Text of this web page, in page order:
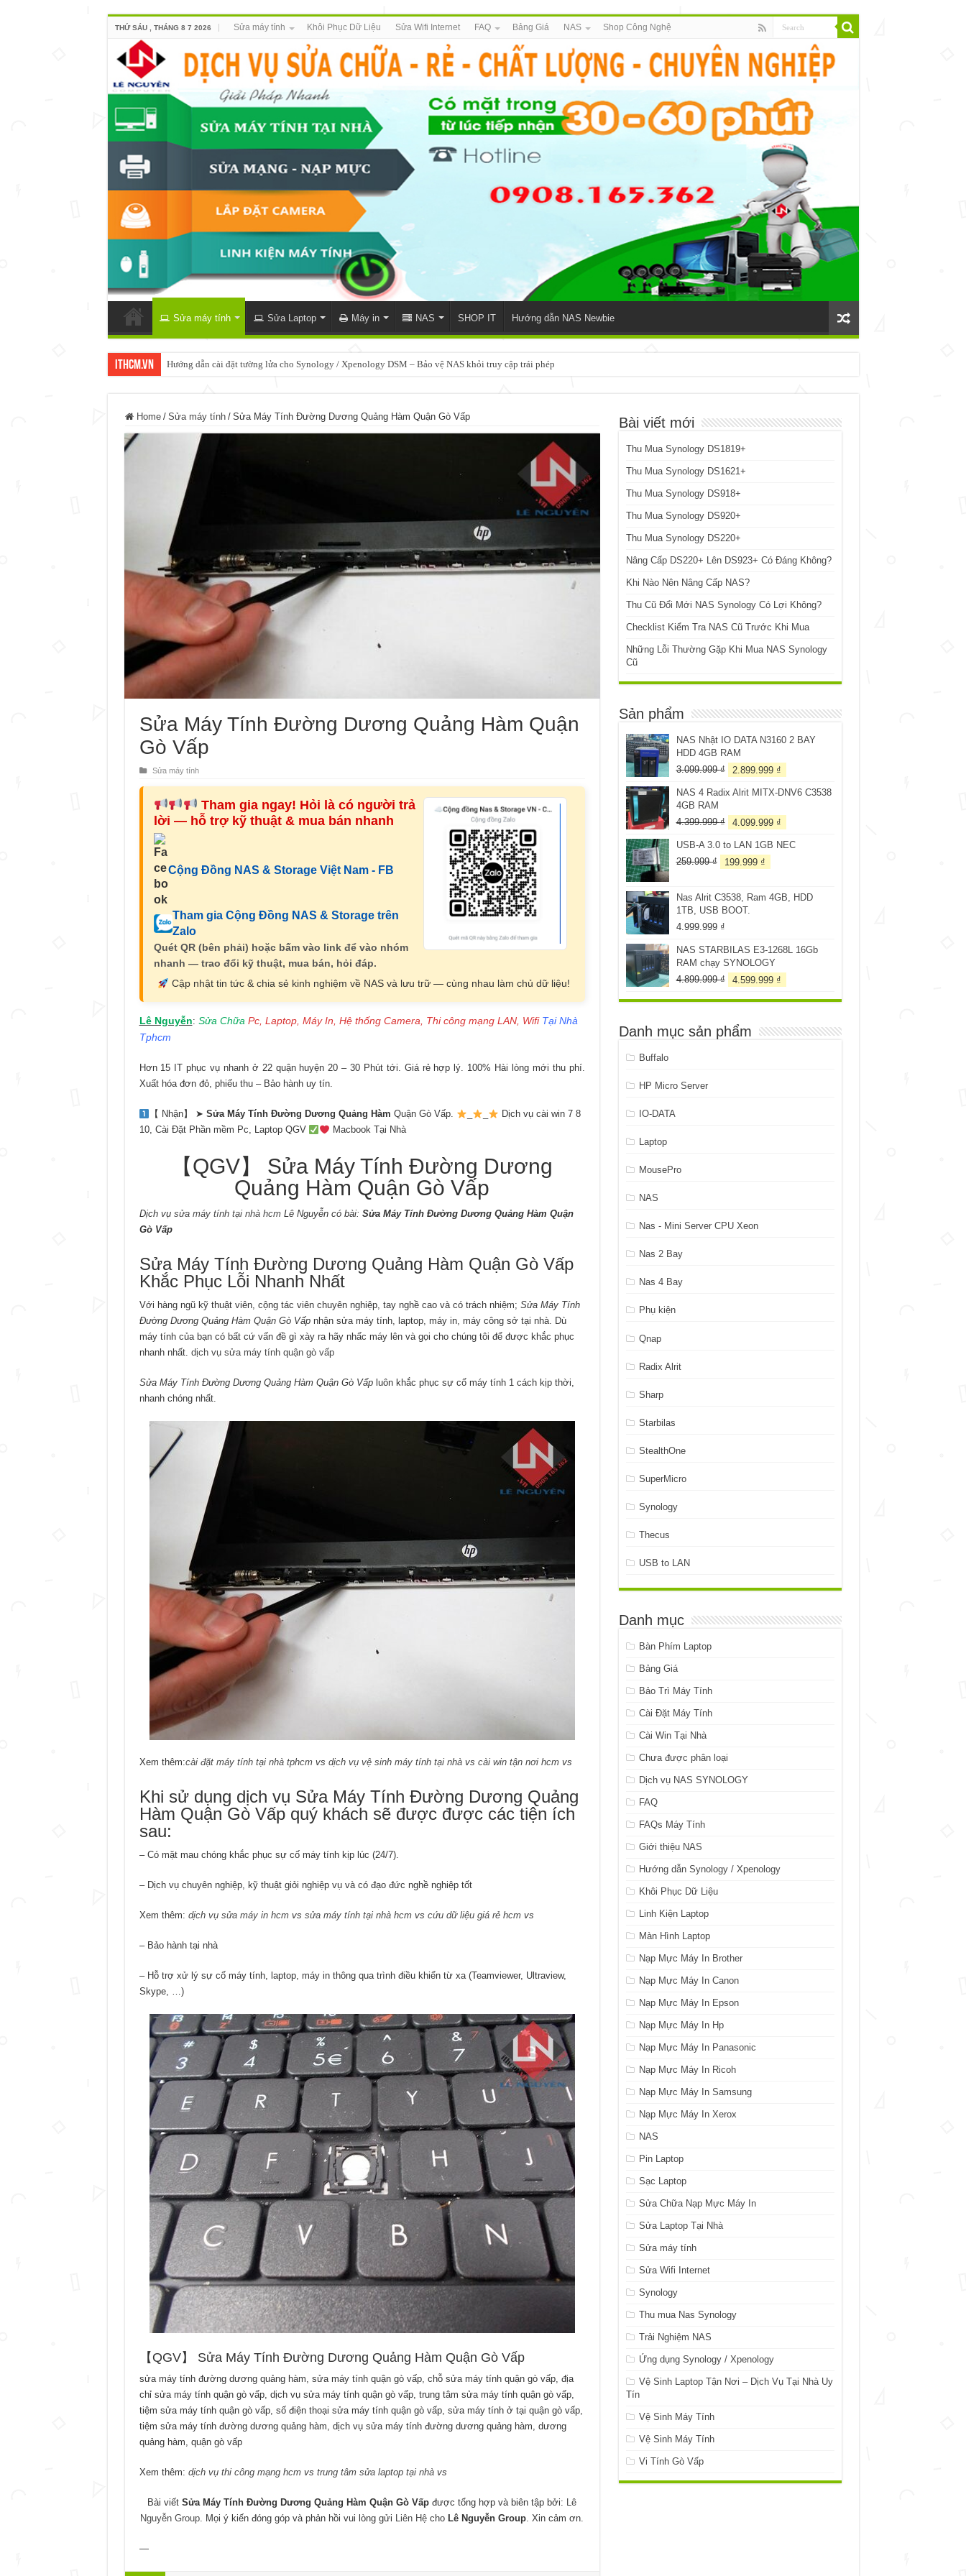
THỨ SÁU , THÁNG 8 7 2026 Sửa máy tính Khôi Phục Dữ Liệu Sửa Wifi Internet FAQ Bảng Giá NAS Shop Công Nghệ
Sửa máy tính Sửa Laptop Máy in NAS SHOP IT Hướng dẫn NAS Newbie
ItHCM.VN Thêm 60 License Camera vào XPENOLOGY DSM 7.2.2 Phiên bản mới nhất
Home / Sửa máy tính / Sửa Máy Tính Đường Dương Quảng Hàm Quận Gò Vấp
Sửa Máy Tính Đường Dương Quảng Hàm Quận
Gò Vấp
Sửa máy tính
Tham gia ngay! Hỏi là có người trả
lời — hỗ trợ kỹ thuật & mua bán nhanh
Cộng Đồng NAS & Storage Việt Nam - FB
Tham gia Cộng Đồng NAS & Storage trên
Zalo
Quét QR (bên phải) hoặc bấm vào link để vào nhóm
nhanh — trao đổi kỹ thuật, mua bán, hỏi đáp.
Cập nhật tin tức & chia sẻ kinh nghiệm về NAS và lưu trữ — cùng nhau làm chủ dữ liệu!
Lê Nguyễn: Sửa ChữaPc, Laptop, Máy In, Hệ thống Camera, Thi công mạng LAN, Wifi Tại Nhà
Tphcm
Hơn 15 IT phục vụ nhanh ở 22 quận huyện 20 – 30 Phút tới. Giá rẻ hợp lý. 100% Hài lòng mới thu phí.
Xuất hóa đơn đỏ, phiếu thu – Bảo hành uy tín.
【 Nhận】 ➤Sửa Máy Tính Đường Dương Quảng Hàm Quận Gò Vấp.
Dịch vụ cài win 7 8
10, Cài Đặt Phần mềm Pc, Laptop QGV
Macbook Tại Nhà
【QGV】 Sửa Máy Tính Đường Dương
Quảng Hàm Quận Gò Vấp
Dịch vụsửa máy tính tại nhà hcmLê Nguyễn có bài: Sửa Máy Tính Đường Dương Quảng Hàm Quận
Gò Vấp
Sửa Máy Tính Đường Dương Quảng Hàm Quận Gò Vấp
Khắc Phục Lỗi Nhanh Nhất
Với hàng ngũ kỹ thuật viên, cộng tác viên chuyên nghiệp, tay nghề cao và có trách nhiệm; Sửa Máy Tính
Đường Dương Quảng Hàm Quận Gò Vấpnhận sửa máy tính, laptop, máy in, máy công sở tại nhà. Dù
máy tính của bạn có bất cứ vấn đề gì xày ra hãy nhấc máy lên và gọi cho chúng tôi để được khắc phục
nhanh nhất. dịch vụ sửa máy tính quận gò vấp
Sửa Máy Tính Đường Dương Quảng Hàm Quận Gò Vấpluôn khắc phục sự cố máy tính 1 cách kịp thời,
nhanh chóng nhất.
Xem thêm:cài đặt máy tính tại nhà tphcmvs dịch vụ vệ sinh máy tính tại nhàvs cài win tận nơi hcmvs
Khi sử dụng dịch vụ Sửa Máy Tính Đường Dương Quảng
Hàm Quận Gò Vấp quý khách sẽ được được các tiện ích
sau:
– Có mặt mau chóng khắc phục sự cố máy tính kịp lúc (24/7).
– Dịch vụ chuyên nghiệp, kỹ thuật giỏi nghiệp vụ và có đạo đức nghề nghiệp tốt
Xem thêm: dịch vụ sửa máy in hcmvs sửa máy tính tại nhà hcmvs cứu dữ liệu giá rẻ hcmvs
– Bảo hành tại nhà
– Hỗ trợ xử lý sự cố máy tính, laptop, máy in thông qua trình điều khiển từ xa (Teamviewer, Ultraview,
Skype, …)
【QGV】 Sửa Máy Tính Đường Dương Quảng Hàm Quận Gò Vấp
sửa máy tính đường dương quảng hàm, sửa máy tính quận gò vấp, chỗ sửa máy tính quận gò vấp, địa
chỉ sửa máy tính quận gò vấp, dịch vụ sửa máy tính quận gò vấp, trung tâm sửa máy tính quận gò vấp,
tiệm sửa máy tính quận gò vấp, số điện thoại sửa máy tính quận gò vấp, sửa máy tính ở tại quận gò vấp,
tiệm sửa máy tính đường dương quảng hàm, dịch vụ sửa máy tính đường dương quảng hàm, dương
quảng hàm, quận gò vấp
Xem thêm: dịch vụ thi công mạng hcmvs trung tâm sửa laptop tại nhàvs
Bài viết Sửa Máy Tính Đường Dương Quảng Hàm Quận Gò Vấp được tổng hợp và biên tập bởi: Lê
Nguyễn Group. Mọi ý kiến đóng góp và phản hồi vui lòng gửi Liên Hệ cho Lê Nguyễn Group. Xin cảm ơn.
—
Bài viết mới
Thu Mua Synology DS1819+
Thu Mua Synology DS1621+
Thu Mua Synology DS918+
Thu Mua Synology DS920+
Thu Mua Synology DS220+
Nâng Cấp DS220+ Lên DS923+ Có Đáng Không?
Khi Nào Nên Nâng Cấp NAS?
Thu Cũ Đổi Mới NAS Synology Có Lợi Không?
Checklist Kiểm Tra NAS Cũ Trước Khi Mua
Những Lỗi Thường Gặp Khi Mua NAS Synology
Cũ
Sản phẩm
NAS Nhật IO DATA N3160 2 BAY
HDD 4GB RAM
3.099.999₫
Giá
là:
2.899.999 ₫
tại
NAS 4 Radix Alrit MITX-DNV6 C3538
4GB RAM
4.399.999₫
Giá
là:
4.399.999 ₫.
4.099.999 ₫
tại
USB-A 3.0 to LAN 1GB NEC
259.999₫
Giá
259.999 ₫.
199.999 ₫
là:
Nas Alrit C3538, Ram 4GB, HDD
1TB, USB BOOT.
4.999.999 ₫
NAS STARBILAS E3-1268L 16Gb
RAM chạy SYNOLOGY
4.899.999₫
Giá
là:
4.599.999 ₫
tại
4.599.999 ₫.
Danh mục sản phẩm
Buffalo
HP Micro Server
IO-DATA
Laptop
MousePro
NAS
Nas - Mini Server CPU Xeon
Nas 2 Bay
Nas 4 Bay
Phụ kiện
Qnap
Radix Alrit
Sharp
Starbilas
StealthOne
SuperMicro
Synology
Thecus
USB to LAN
Danh mục
Bàn Phím Laptop
Bảng Giá
Bảo Trì Máy Tính
Cài Đặt Máy Tính
Cài Win Tại Nhà
Chưa được phân loại
Dịch vụ NAS SYNOLOGY
FAQ
FAQs Máy Tính
Giới thiệu NAS
Hướng dẫn Synology / Xpenology
Khôi Phục Dữ Liệu
Linh Kiện Laptop
Màn Hình Laptop
Nạp Mực Máy In Brother
Nạp Mực Máy In Canon
Nạp Mực Máy In Epson
Nạp Mực Máy In Hp
Nạp Mực Máy In Panasonic
Nạp Mực Máy In Ricoh
Nạp Mực Máy In Samsung
Nạp Mực Máy In Xerox
NAS
Pin Laptop
Sạc Laptop
Sửa Chữa Nạp Mực Máy In
Sửa Laptop Tại Nhà
Sửa máy tính
Sửa Wifi Internet
Synology
Thu mua Nas Synology
Trải Nghiệm NAS
Ứng dụng Synology / Xpenology
Vệ Sinh Laptop Tận Nơi – Dịch Vụ Tại Nhà Uy
Tín
Vệ Sinh Máy Tính
Vệ Sinh Máy Tính
Vi Tính Gò Vấp